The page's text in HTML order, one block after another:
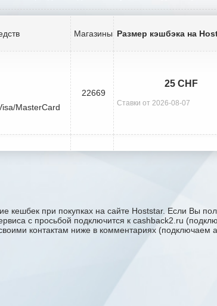
Магазины Размер кэшбэка на
MasterCard
22669
25 CHF
Ставки от 2026-08-07
при покупках на сайте Hoststar. Если Вы
с проcьбой подключится к cashback2.ru
контактам ниже в комментариях